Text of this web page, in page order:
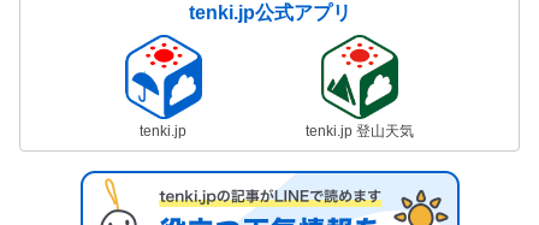
tenki.jp公式アプリ
tenki.jp tenki.jp 登山天気